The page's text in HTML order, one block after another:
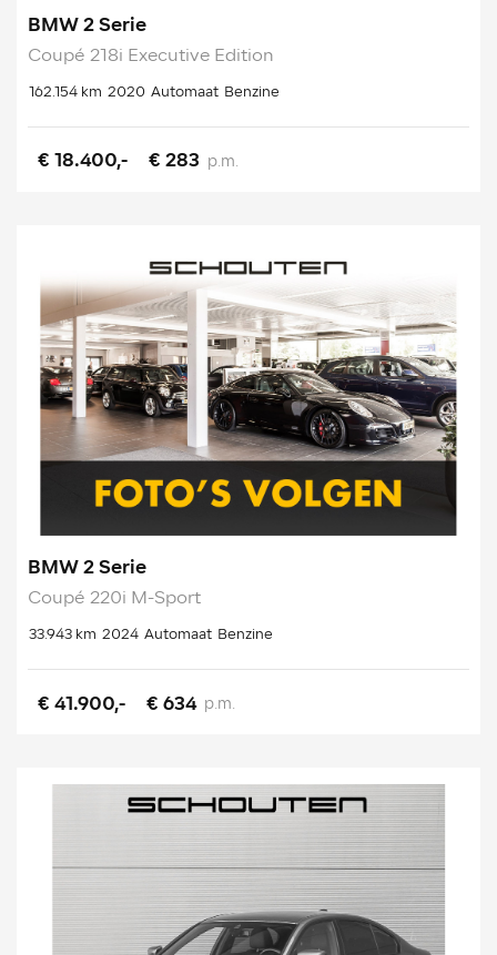
BMW 2 Serie
Coupé 218i Executive Edition
162.154 km 2020 Automaat Benzine
€ 18.400,- € 283 p.m.
BMW 2 Serie
Coupé 220i M-Sport
33.943 km 2024 Automaat Benzine
€ 41.900,- € 634 p.m.